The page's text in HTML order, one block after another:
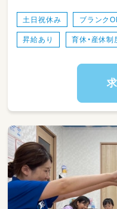
土日祝休み ブランク
昇給あり 育休・産休制